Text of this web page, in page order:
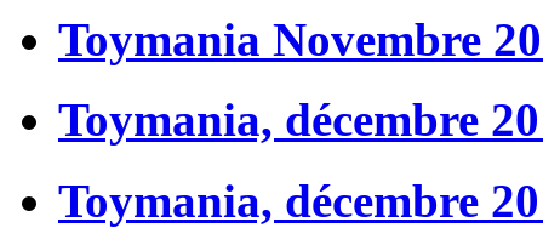
Toymania Novembre
Toymania, décembre
Toymania, décembre